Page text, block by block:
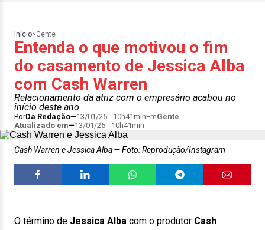
Início>Gente
Entenda o que motivou o fim
do casamento de Jessica Alba
com Cash Warren
Relacionamento da atriz com o empresário acabou no
início deste ano
PorDa Redação 13/01/25 - 10h41minEmGente
Atualizado em
13/01/25 - 10h41min
Cash Warren e Jessica Alba Foto: Reprodução/Instagram
O término de Jessica Alba com o produtor Cash